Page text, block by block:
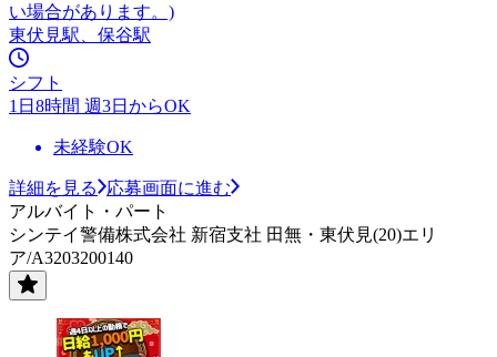
い場合があります。)
東伏見駅、保谷駅
シフト
1日8時間 週3日からOK
未経験OK
詳細を見る
応募画面に進む
アルバイト・パート
シンテイ警備株式会社 新宿支社 田無・東伏見(20)エリ
ア/A3203200140